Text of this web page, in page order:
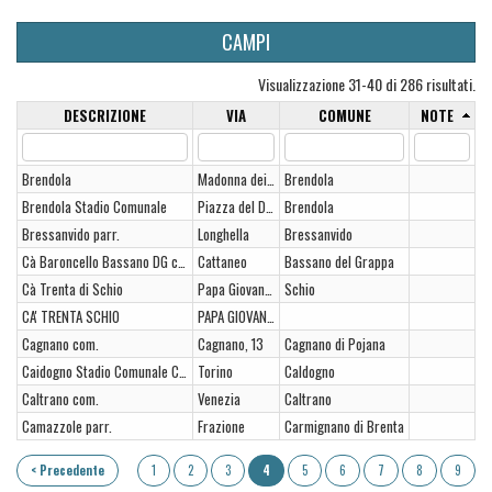
CAMPI
Visualizzazione 31-40 di 286 risultati.
DESCRIZIONE VIA COMUNE NOTE
Brendola Madonna dei Prati Brendola
Brendola Stadio Comunale
Piazza del Donatore Brendola
Bressanvido parr.
Longhella
Bressanvido
Cà Baroncello Bassano DG com. Cattaneo
Bassano del Grappa
Cà Trenta di Schio
Papa Giovanni XXIII Schio
CA' TRENTA SCHIO
PAPA GIOVANNI XXXIII
Cagnano com.
Cagnano, 13
Cagnano di Pojana
Caidogno Stadio Comunale Campo 2 Sintetico Torino
Caldogno
Caltrano com.
Venezia
Caltrano
Camazzole parr.
Frazione Carmignano di Brenta
< Precedente 1 2 3 4 5 6 7 8 9